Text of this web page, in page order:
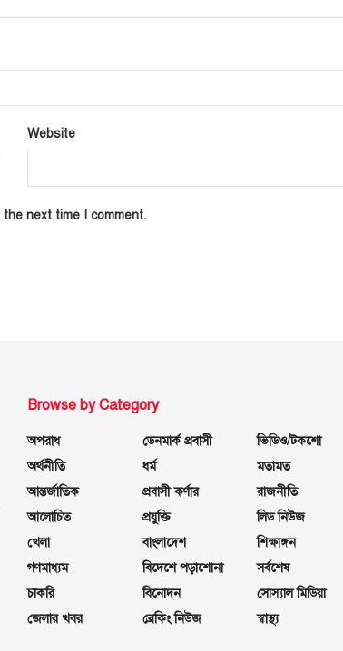
Website
next time I comment.
Browse by Category
অপরাধ
অর্থনীতি
আন্তর্জাতিক
আলোচিত
খেলা
গণমাধ্যম
চাকরি
জেলার খবর
ডেনমার্ক প্রবাসী
ধর্ম
প্রবাসী কর্ণার
প্রযুক্তি
বাংলাদেশ
বিদেশে পড়াশোনা
বিনোদন
ব্রেকিং নিউজ
ভিডিও/টকশো
মতামত
রাজনীতি
লিড নিউজ
শিক্ষাঙ্গন
সর্বশেষ
সোস্যাল মিডিয়া
স্বাস্থ্য